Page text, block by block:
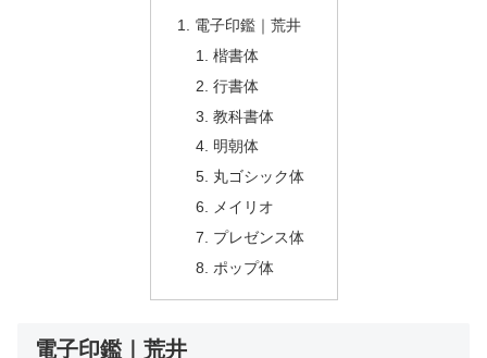
電子印鑑｜荒井
楷書体
行書体
教科書体
明朝体
丸ゴシック体
メイリオ
プレゼンス体
ポップ体
電子印鑑｜荒井